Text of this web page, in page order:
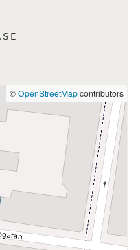
©OpenStreetMapcontributors